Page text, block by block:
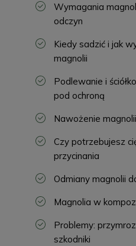
Wymagania
odczyn
Kiedy sadzić i jak
magnolii
Podlewanie i
pod ochroną
Nawożenie
Czy potrzebujesz
przycinania
Odmiany magnolii
Magnolia w
Problemy:
szkodniki